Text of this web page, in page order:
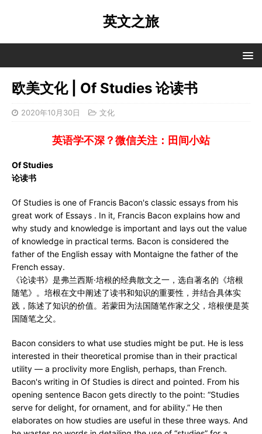
英文之旅
欧美文化 | Of Studies 论读书
2020年10月30日 文化
英语学不深？微信关注：田间小站
Of Studies
论读书
Of Studies is one of Francis Bacon's classic essays from his
great work of Essays . In it, Francis Bacon explains how and
why study and knowledge is important and lays out the value
of knowledge in practical terms. Bacon is considered the
father of the English essay with Montaigne the father of the
French essay.
《论读书》是弗兰西斯·培根的经典散文之一，选自著名的《培根
随笔》。培根在文中阐述了读书和知识的重要性，并结合具体实
践，陈述了知识的价值。若蒙田为法国随笔作家之父，培根便是英
国随笔之父。
Bacon considers to what use studies might be put. He is less
interested in their theoretical promise than in their practical
utility — a proclivity more English, perhaps, than French.
Bacon's writing in Of Studies is direct and pointed. From his
opening sentence Bacon gets directly to the point: “Studies
serve for delight, for ornament, and for ability.” He then
elaborates on how studies are useful in these three ways. And